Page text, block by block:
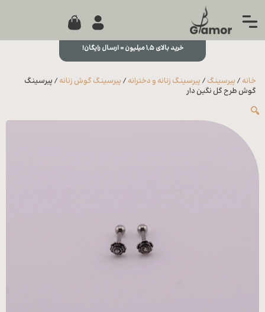
جستجو...
مجله
0
خرید بالای ۱,۵ میلیون = ارسال رایگان!
خانه / پیرسینگ / پیرسینگ زنانه و دخترانه / پیرسینگ گوش زنانه / پیرسینگ
گوش طرح گل نگین دار
🔍